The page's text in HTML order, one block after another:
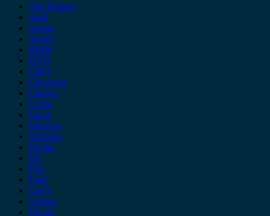
Alfa Romeo
Audi
Austin
Acura
BMW
BYD
Chery
Chevrolet
Citroen
Cupra
Dacia
Daewoo
Daihatsu
Dodge
DS
Fiat
Ford
Geely
Gonow
Honda